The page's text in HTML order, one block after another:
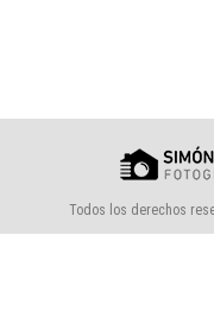
Todos los derechos